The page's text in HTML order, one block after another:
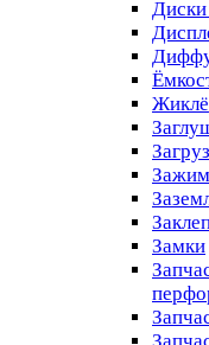
Диски
Замки